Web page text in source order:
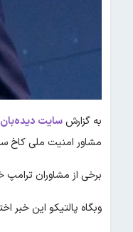
به گزارشسایت دیده‌بان
مشاور امنیت ملی کاخ
برخی از مشاوران
وبگاه پالتیکو این خبر